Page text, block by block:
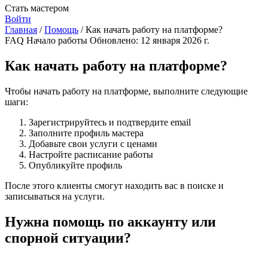
Стать мастером
Войти
Главная / Помощь / Как начать работу на платформе?
FAQ Начало работы Обновлено: 12 января 2026 г.
Как начать работу на платформе?
Чтобы начать работу на платформе, выполните следующие
шаги:
Зарегистрируйтесь и подтвердите email
Заполните профиль мастера
Добавьте свои услуги с ценами
Настройте расписание работы
Опубликуйте профиль
После этого клиенты смогут находить вас в поиске и
записываться на услуги.
Нужна помощь по аккаунту или
спорной ситуации?